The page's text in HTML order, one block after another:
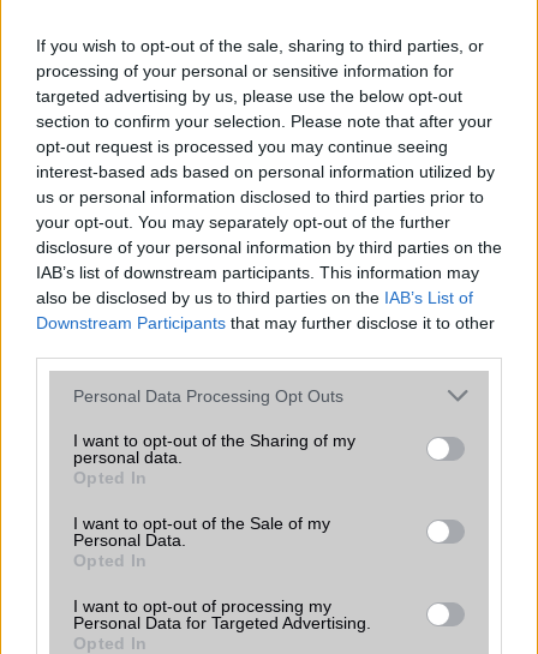
If you wish to opt-out of the sale, sharing to third parties, or
processing of your personal or sensitive information for
targeted advertising by us, please use the below opt-out
section to confirm your selection. Please note that after your
opt-out request is processed you may continue seeing
interest-based ads based on personal information utilized by
us or personal information disclosed to third parties prior to
your opt-out. You may separately opt-out of the further
disclosure of your personal information by third parties on the
IAB’s list of downstream participants. This information may
also be disclosed by us to third parties on the IAB’s List of
Downstream Participants that may further disclose it to other
Please note that this website/app uses one or more Google
not limited to your visit or usage behaviour. You may click to
grant or deny consent to Google and its third-party tags to
use your data for below specified purposes in below Google
consent section.
Personal Data Processing Opt Outs
I want to opt-out of the Sharing of my
personal data.
Opted In
I want to opt-out of the Sale of my
Personal Data.
Opted In
I want to opt-out of processing my
Personal Data for Targeted Advertising.
Opted In
operációs rendszer új verziója, vagy nem? Ha nem, van rá
lehetőség, hogy valahogy mégis felrakjam a telefonra a
legújabb verziót?
Okostelefont szeretnék vásárolni, de még nem döntöttem.
Melyek az előnyei és a hátrányai az Androidnak?
LEGOLVASOTTABBAK
WiFi7 - az újszabvány
WiFi8 - talán ez lesz a fejlődés következő lépcsőfoka
MLO (Multi-Link Operation) működése
WiFi 6
Android verziók
A WiFi Direct egy önálló rendszer. Miért is?
WiFi - visszafelé kompatibilitás
MLO (Multi-Link Operation) működése